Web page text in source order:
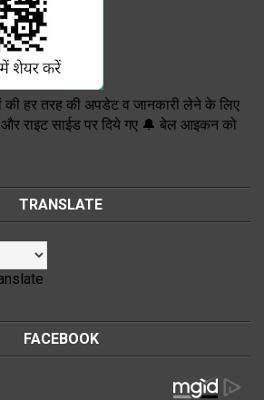
की हर तरह की अपडेट व जानकारी लेने के लिए
राइट साईड पर दिये गए 🔔 बेल आइकन को
TRANSLATE
FACEBOOK